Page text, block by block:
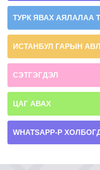
ТУРК ЯВАХ АЯЛАЛАА
ИСТАНБУЛ ГАРЫН
СЭТГЭГДЭЛ
ЦАГ АВАХ
WHATSAPP-Р